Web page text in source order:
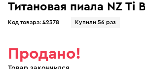
Титановая пиала NZ Ti
Код товара: 42378 Купили 56 раз
Продано!